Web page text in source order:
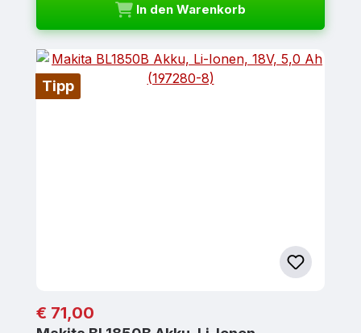
In den Warenkorb
Tipp
Regulärer Preis:
€ 71,00